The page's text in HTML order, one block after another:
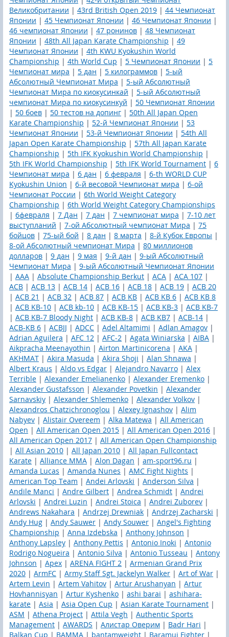
Великобритании | 43rd British Open 2019 | 44 Чемпионат
Японии | 45 Чемпионат Японии | 46 Чемпионат Японии |
46 чемпионат Японии | 47 ронинов | 48 Чемпионат
Японии | 48th All Japan Karate Championship | 49
Чемпионат Японии | 4th KWU Kyokushin World
Championship | 4th World Cup | 5 Чемпионат Японии | 5
Чемпионат мира | 5 дан | 5 килограммов | 5-ый
Абсолютный Чемпионат Мира | 5-ый Абсолютный
Чемпионат Мира по киокусинкай | 5-ый Абсолютный
чемпионат Мира по киокусинкуй | 50 Чемпионат Японии
| 50 боев | 50 тестов на допинг | 50th All Japan Open
Karate Championship | 52-й Чемпионат Японии | 53
Чемпионат Японии | 53-й Чемпионат Японии | 54th All
Japan Open Karate Championship | 57th All Japan Karate
Championship | 5th IFK Kyokushin World Championship |
5th IFK World Championship | 5th IFK World Tournament | 6
Чемпионат мира | 6 дан | 6 февраля | 6-th WORLD CUP
Kyokushin Union | 6-й весовой Чемпионат мира | 6-ой
Чемпионат России | 6th World Weight Category
Championship | 6th World Weight Category Championships
| 6февраля | 7 Дан | 7 дан | 7 чемпионат мира | 7-10 лет
выступланий | 7-ой Абсолютный чемпионат Мира | 75
бойцов | 75-ый бой | 8 дан | 8 марта | 8-й Кубок Европы |
8-ой Абсолютный чемпионат Мира | 80 миллионов
долларов | 9 дан | 9 мая | 9-й дан | 9-ый Абсолютный
Чемпионат Мира | 9-ый Абсолютный Чемпионат Японии
| AAA | Absolute Championship Berkut | ACA | ACA 107 |
ACB | ACB 13 | ACB 14 | ACB 16 | ACB 18 | ACB 19 | ACB 20
| ACB 21 | ACB 32 | ACB 87 | ACB KB | ACB KB 6 | ACB KB 8
| ACB KB-10 | ACB kb-10 | ACB KB-15 | ACB KB-3 | ACB KB-7
| ACB KB-7 Bloody Night | ACB KB-8 | ACB KB7 | ACB-14 |
ACB-KB 6 | ACBJJ | ADCC | Adel Altamimi | Adlan Amagov |
Adrian Aguilera | AFC 12 | AFC-2 | Agata Winiarska | AIBA |
Aikpracha Meenayothin | Airton Martinicorena | AKA |
AKHMAT | Akira Masuda | Akira Shoji | Alan Shnawa |
Albert Kraus | Aldo vs Edgar | Alejandro Navarro | Alex
Terrible | Alexander Emelianenko | Alexander Eremenko |
Alexander Gustafsson | Alexander Povetkin | Alexander
Sarnavskiy | Alexander Shlemenko | Alexander Volkov |
Alexandros Chatzichronoglou | Alexey Ignashov | Alim
Nabyev | Alistair Overeem | Alka Matewa | All American
Open | All American Open 2015 | All American Open 2016 |
All American Open 2017 | All American Open Championship
| All Asian 2010 | All Japan 2010 | All Japan Fullcontact
Karate | Alliance MMA | Alon Dagan | am-sport96.ru |
Amanda Lucas | Amanda Nunes | AMC Fight Nights |
American Top Team | Andei Arlovski | Anderson Silva |
Andile Manci | Andre Gilbert | Andrea Schmidt | Andrei
Arlovski | Andrei Luzin | Andrei Stoica | Andrei Zuborev |
Andrews Nakahara | Andrzej Drewniak | Andrzej Zacharski |
Andy Hug | Andy Sauwer | Andy Souwer | Angel's Fighting
Championship | Anna Izdebska | Anthony Johnson |
Anthony Lapsley | Anthony Pettis | Antonio Inoki | Antonio
Rodrigo Nogueira | Antonio Silva | Antonio Tusseau | Antony
Johnson | Apex | ARENA FIGHT 2 | Armenian Grand Prix
2020 | ArmFC | Army Staff Sgt. Jackelyn Walker | Art of War |
Artem Levin | Artem Vahitov | Artur Arushanyan | Artur
Hovhannisyan | Artur Kyshenko | ashi barai | ashihara-
karate | Asia | Asia Open Cup | Asian Karate Tournament |
ASM | Athena Project | Attila Vegh | Authentic Sports
Management | AWARDS | Aлистар Оверим | Badr Hari |
Balkan Cup | BAMMA | bantamweight | Baramui Fighter |